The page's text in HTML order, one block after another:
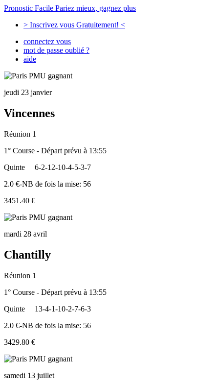
Pronostic Facile Pariez mieux, gagnez plus
> Inscrivez vous Gratuitement! <
connectez vous
mot de passe oublié ?
aide
jeudi 23 janvier
Vincennes
Réunion 1
1° Course - Départ prévu à 13:55
Quinte
6-2-12-10-4-5-3-7
2.0 €-NB de fois la mise: 56
3451.40 €
mardi 28 avril
Chantilly
Réunion 1
1° Course - Départ prévu à 13:55
Quinte
13-4-1-10-2-7-6-3
2.0 €-NB de fois la mise: 56
3429.80 €
samedi 13 juillet